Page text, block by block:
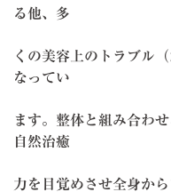
る他、多
くの美容上のトラブル
なってい
ます。整体と組み合わ
自然治癒
力を目覚めさせ全身か